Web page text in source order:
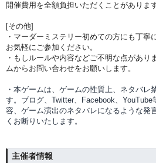
開催費用を全額負担いただくことがあります
[その他]
・マーダーミステリー初めての方にも丁寧
お気軽にご参加ください。
・もしルールや内容などご不明な点があり
ムからお問い合わせをお願いします。
・本ゲームは、ゲームの性質上、ネタバレ
す。ブログ、Twitter、Facebook、YouTube
容、ゲーム演出のネタバレになるような発
くお断りいたします。
主催者情報